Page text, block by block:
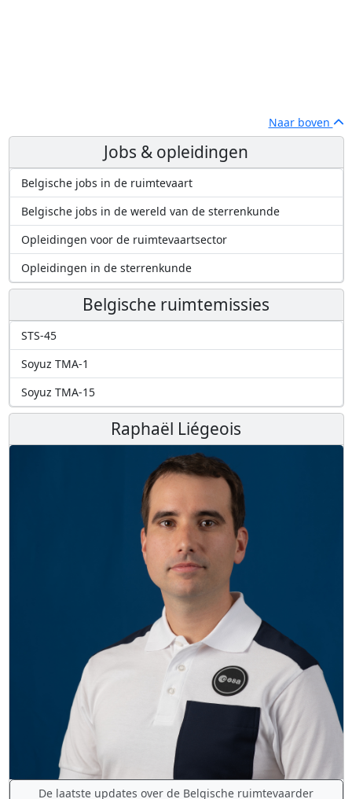
Naar boven
Jobs & opleidingen
Belgische jobs in de ruimtevaart
Belgische jobs in de wereld van de sterrenkunde
Opleidingen voor de ruimtevaartsector
Opleidingen in de sterrenkunde
Belgische ruimtemissies
STS-45
Soyuz TMA-1
Soyuz TMA-15
Raphaël Liégeois
De laatste updates over de Belgische ruimtevaarder